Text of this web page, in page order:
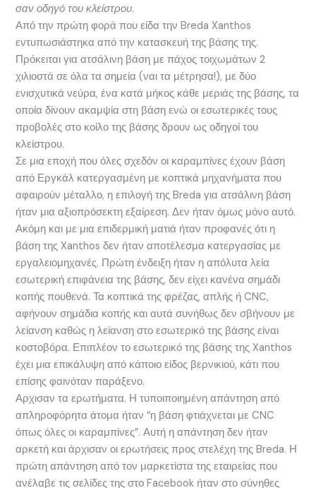
σαν οδηγό του κλείστρου.
Από την πρώτη φορά που είδα την Breda Xanthos
εντυπωσιάστηκα από την κατασκευή της βάσης της.
Πρόκειται για ατσάλινη βάση με πάχος τοιχωμάτων 2
χιλιοστά σε όλα τα σημεία (ναι τα μέτρησα!), με δύο
ενισχυτικά νεύρα, ένα κατά μήκος κάθε μεριάς της βάσης, τα
οποία δίνουν ακαμψία στη βάση ενώ οι εσωτερικές τους
προβολές στο κοίλο της βάσης δρουν ως οδηγοί του
κλείστρου.
Σε μια εποχή που όλες σχεδόν οι καραμπίνες έχουν βάση
από Εργκάλ κατεργασμένη με κοπτικά μηχανήματα που
αφαιρούν μέταλλο, η επιλογή της Breda για ατσάλινη βάση
ήταν μια αξιοπρόσεκτη εξαίρεση. Δεν ήταν όμως μόνο αυτό.
Ακόμη και με μια επιδερμική ματιά ήταν προφανές ότι η
βάση της Xanthos δεν ήταν αποτέλεσμα κατεργασίας με
εργαλειομηχανές. Πρώτη ένδειξη ήταν η απόλυτα λεία
εσωτερική επιφάνεια της βάσης, δεν είχει κανένα σημάδι
κοπής πουθενά. Τα κοπτικά της φρέζας, απλής ή CNC,
αφήνουν σημάδια κοπής και αυτά συνήθως δεν σβήνουν με
λείανση καθώς η λείανση στο εσωτερικό της βάσης είναι
κοστοβόρα. Επιπλέον το εσωτερικό της βάσης της Xanthos
έχει μια επικάλυψη από κάποιο είδος βερνικιού, κάτι που
επίσης φαινόταν παράξενο.
Αρχισαν τα ερωτήματα. Η τυποιποιημένη απάντηση από
απληροφόρητα άτομα ήταν “η βάση φτιάχνεται με CNC
όπως όλες οι καραμπίνες”. Αυτή η απάντηση δεν ήταν
αρκετή και άρχισαν οι ερωτήσεις προς στελέχη της Breda. Η
πρώτη απάντηση από τον μαρκετίστα της εταιρείας που
ανέλαβε τις σελίδες της στο Facebook ήταν στο σύνηθες